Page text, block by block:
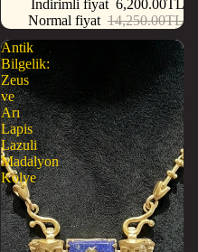
İndirimli fiyat 6,200.00TL
Normal fiyat 14,250.00TL
Antik
Bilgelik:
Zeus
ve
Arı
Lapis
Lazuli
Madalyon
Kolye